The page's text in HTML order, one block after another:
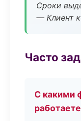
Сроки
— Клиент
Часто
С какими